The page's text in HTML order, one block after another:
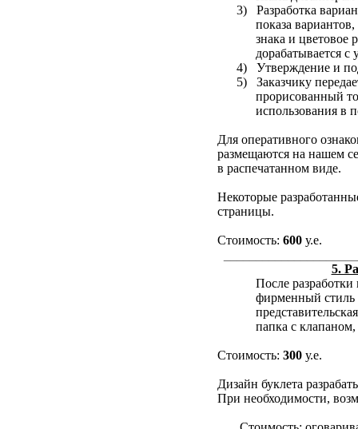
3)
Разработка
показа
знака и цветовое
дорабатывается
4)
Утверждение и
5)
Заказчику
прорисованный
использования в
Для оперативного
размещаются на нашем
в распечатанном виде.
Некоторые
страницы.
Стоимость: 600 у.е.
5.
После
фирменный стиль
папка с клапаном,
Стоимость: 300 у.е.
Дизайн буклета
При необходимости,